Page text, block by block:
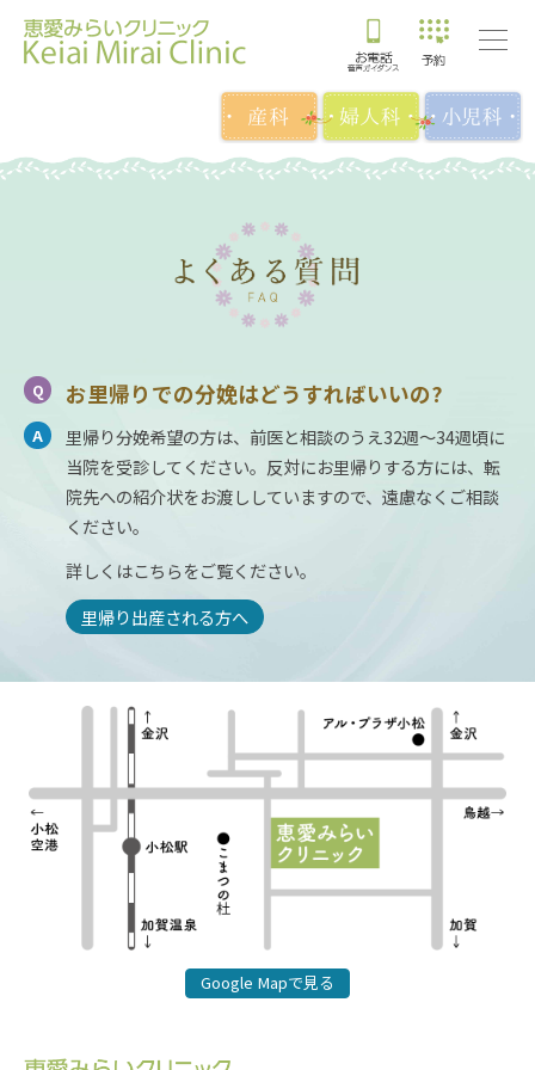
お里帰りでの分娩はどうすればいいの?
里帰り分娩希望の方は、前医と相談のうえ32週〜34週頃に
当院を受診してください。反対にお里帰りする方には、転
院先への紹介状をお渡ししていますので、遠慮なくご相談
ください。
詳しくはこちらをご覧ください。
里帰り出産される方へ
Google Mapで見る